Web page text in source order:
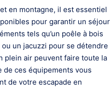
en montagne, il est essentiel
pour garantir un séjour
tels qu’un poêle à bois
un jacuzzi pour se détendre
plein air peuvent faire toute la
ces équipements vous
de votre escapade en